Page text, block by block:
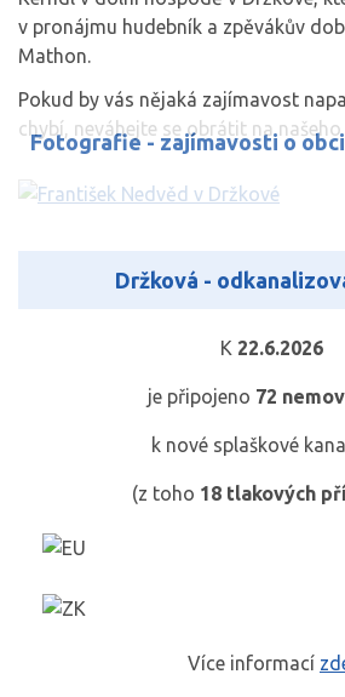
v pronájmu hudebník a zpěvákův
Mathon.
Pokud by vás nějaká zajímavost
chybí, neváhejte se obrátit na
Fotografie - zajímavosti o obci
Držková -
K 22.6.2026
je připojeno 72
k nové splaškové
(z toho 18 tlakových
Více informací